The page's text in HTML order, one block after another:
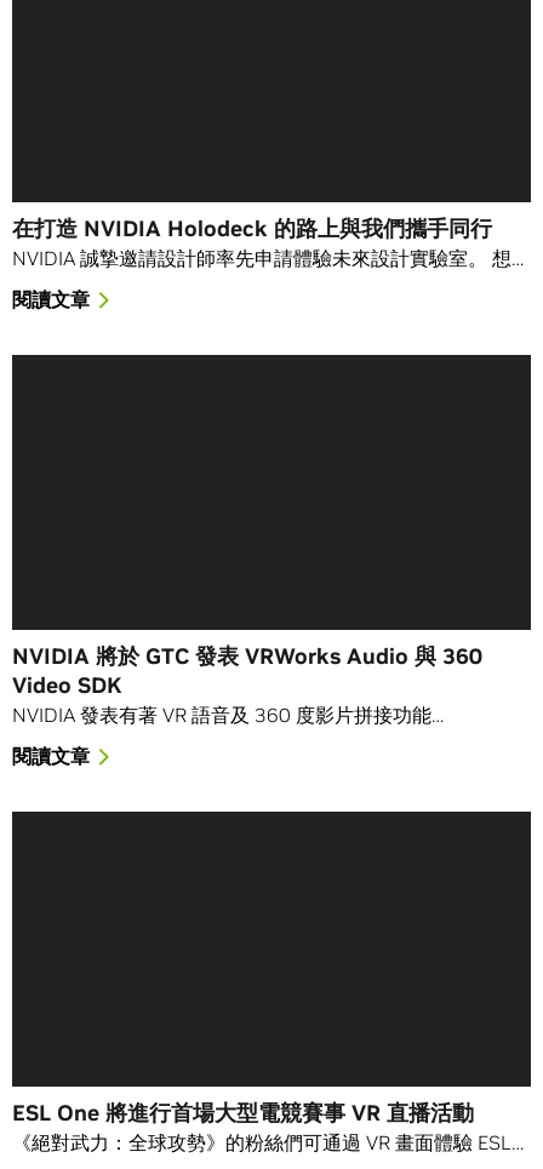
在打造 NVIDIA Holodeck 的路上與我們攜手同行
NVIDIA 誠摯邀請設計師率先申請體驗未來設計實驗室。 想…
閱讀文章
NVIDIA 將於 GTC 發表 VRWorks Audio 與 360
Video SDK
NVIDIA 發表有著 VR 語音及 360 度影片拼接功能…
閱讀文章
ESL One 將進行首場大型電競賽事 VR 直播活動
《絕對武力：全球攻勢》的粉絲們可通過 VR 畫面體驗 ESL…